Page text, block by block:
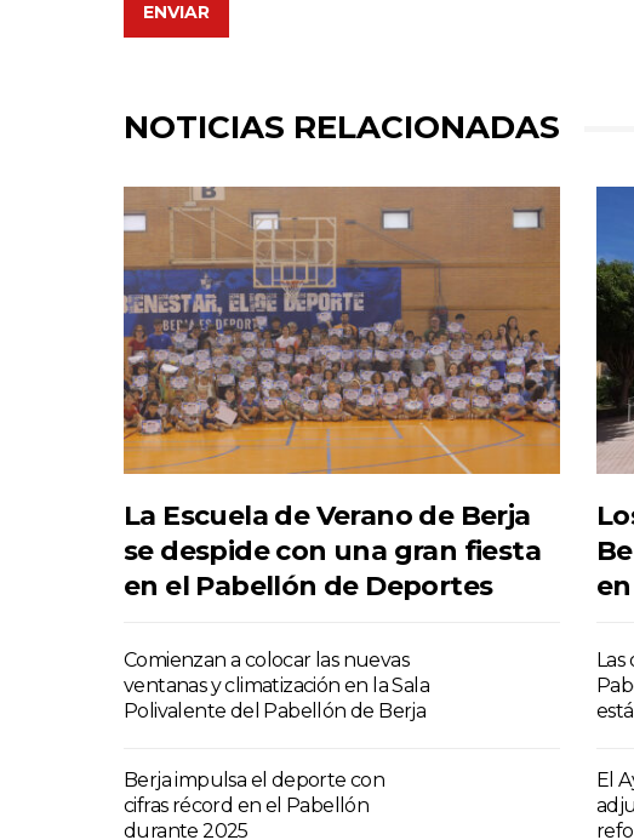
ENVIAR
NOTICIAS RELACIONADAS
La Escuela de Verano de Berja
se despide con una gran fiesta
en el Pabellón de Deportes
Comienzan a colocar las nuevas
ventanas y climatización en la Sala
Polivalente del Pabellón de Berja
Berja impulsa el deporte con
cifras récord en el Pabellón
durante 2025
El